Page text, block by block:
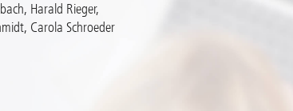
Harald Rieger,
Carola Schroeder